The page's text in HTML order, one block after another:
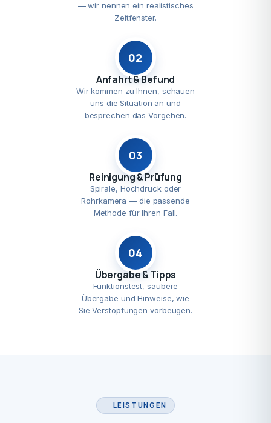
— wir nennen ein realistisches
Zeitfenster.
02
Anfahrt & Befund
Wir kommen zu Ihnen, schauen
uns die Situation an und
besprechen das Vorgehen.
03
Reinigung & Prüfung
Spirale, Hochdruck oder
Rohrkamera — die passende
Methode für Ihren Fall.
04
Übergabe & Tipps
Funktionstest, saubere
Übergabe und Hinweise, wie
Sie Verstopfungen vorbeugen.
LEISTUNGEN